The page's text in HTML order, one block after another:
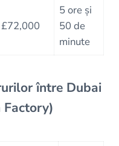
£72,000
5 ore și
50 de
minute
între Dubai